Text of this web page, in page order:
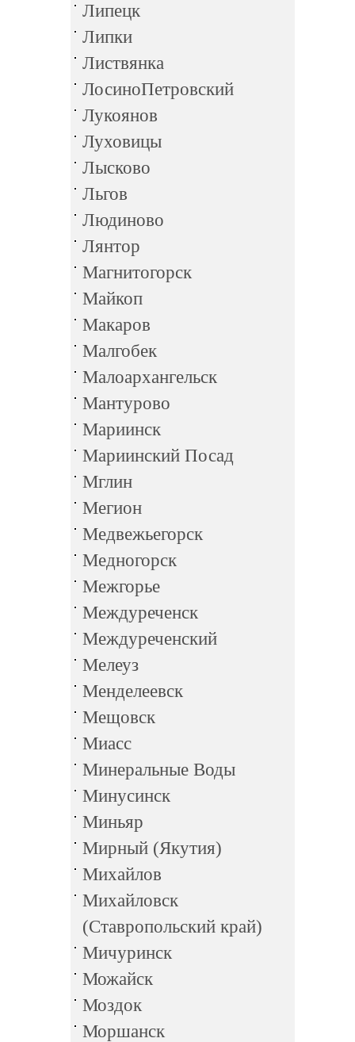
Липецк
Липки
Листвянка
ЛосиноПетровский
Лукоянов
Луховицы
Лысково
Льгов
Людиново
Лянтор
Магнитогорск
Майкоп
Макаров
Малгобек
Малоархангельск
Мантурово
Мариинск
Мариинский Посад
Мглин
Мегион
Медвежьегорск
Медногорск
Межгорье
Междуреченск
Междуреченский
Мелеуз
Менделеевск
Мещовск
Миасс
Минеральные Воды
Минусинск
Миньяр
Мирный (Якутия)
Михайлов
Михайловск
(Ставропольский край)
Мичуринск
Можайск
Моздок
Моршанск